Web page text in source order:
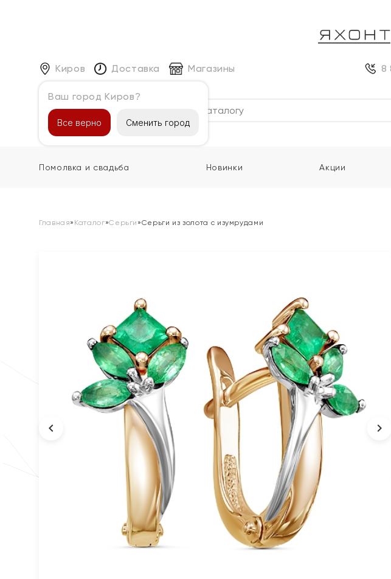
Киров
Ваш город Киров?
Все верно Сменить город
Доставка Магазины 8
Каталог
Помолвка и свадьба Новинки Акции
Главная» Каталог»Серьги »Серьги из золота с изумрудами